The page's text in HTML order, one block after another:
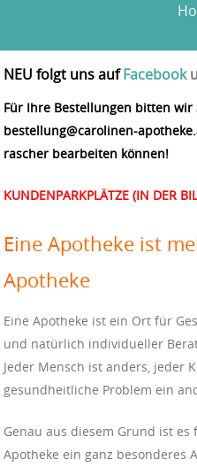
NEU folgt uns auf Facebook
Für Ihre Bestellungen bitten wir
bestellung@carolinen-
rascher bearbeiten können!
KUNDENPARKPLÄTZE (IN DER
Eine Apotheke ist
Apotheke
Eine Apotheke ist ein Ort für
und natürlich individueller
Jeder Mensch ist anders, jeder
gesundheitliche Problem ein
Genau aus diesem Grund ist
Apotheke ein ganz besonderes